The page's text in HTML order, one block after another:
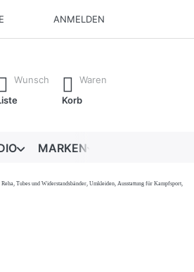
ANMELDEN
Eingabetaste, um alle Ergebnisse
Wunsch
Waren
Korb
MARKEN
Tubes und Widerstandsbänder, Umkleiden, Ausstattung für Kampfsport,